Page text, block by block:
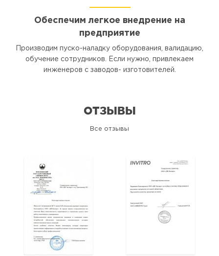
Обеспечим легкое внедрение на
предприятие
Производим пуско-наладку оборудования, валидацию,
обучение сотрудников. Если нужно, привлекаем
инженеров с заводов- изготовителей.
ОТЗЫВЫ
Все отзывы